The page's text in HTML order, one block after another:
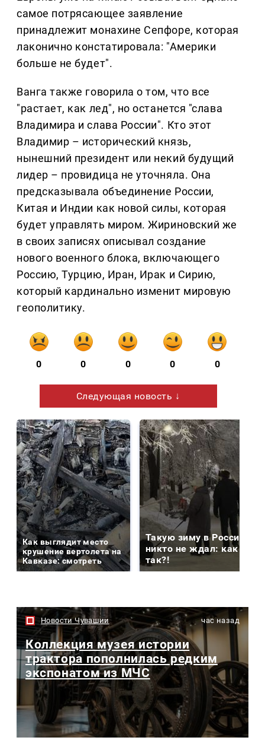
самое потрясающее заявление
принадлежит монахине Сепфоре, которая
лаконично констатировала: "Америки
больше не будет".
Ванга также говорила о том, что все
"растает, как лед", но останется "слава
Владимира и слава России". Кто этот
Владимир – исторический князь,
нынешний президент или некий будущий
лидер – провидица не уточняла. Она
предсказывала объединение России,
Китая и Индии как новой силы, которая
будет управлять миром. Жириновский же
в своих записях описывал создание
нового военного блока, включающего
Россию, Турцию, Иран, Ирак и Сирию,
который кардинально изменит мировую
геополитику.
0 0 0 0 0
Следующая новость ↓
Как выглядит место
крушение вертолета на
Кавказе: смотреть
Такую зиму в России
никто не ждал: как
так?!
Новости Чувашии час назад
Коллекция музея истории
трактора пополнилась редким
экспонатом из МЧС